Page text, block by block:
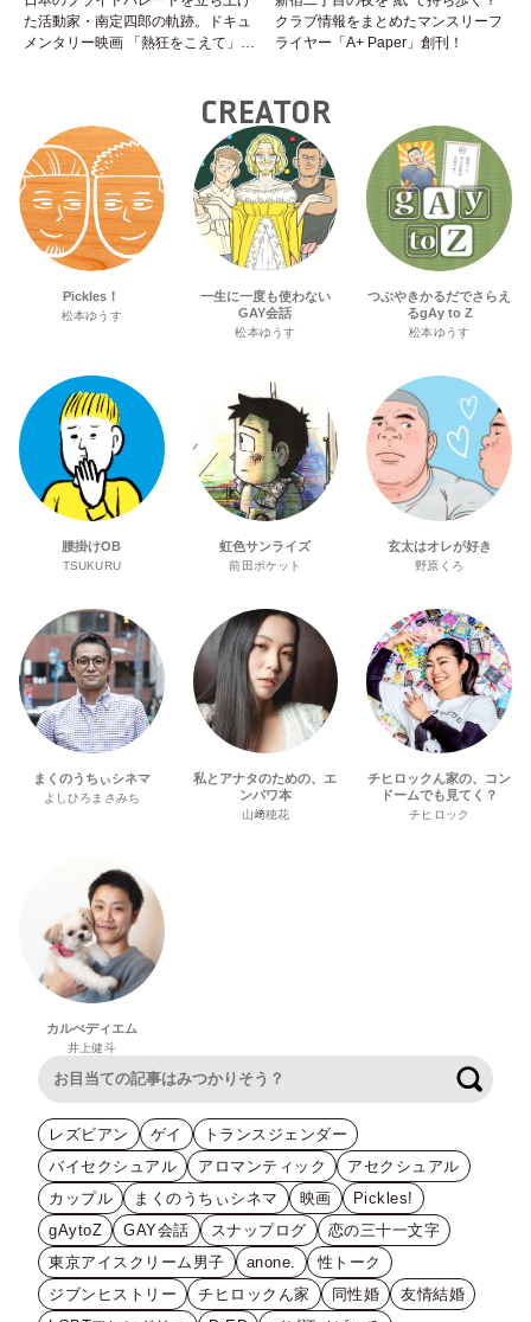
た活動家・南定四郎の軌跡。ドキュ
メンタリー映画 「熱狂をこえて」公
クラブ情報をまとめたマンスリーフ
ライヤー「A+ Paper」創刊！
CREATOR
Pickles！
松本ゆうす
一生に一度も使わない
GAY会話
松本ゆうす
つぶやきかるだでさらえ
るgAy to Z
松本ゆうす
腰掛けOB
TSUKURU
虹色サンライズ
前田ポケット
玄太はオレが好き
野原くろ
まくのうちぃシネマ
よしひろまさみち
私とアナタのための、エ
ンパワ本
山﨑穂花
チヒロックん家の、コン
ドームでも見てく？
チヒロック
カルぺディエム
井上健斗
レズビアン ゲイ
トランスジェンダー
バイセクシュアル
アロマンティック
アセクシュアル
カップル
まくのうちぃシネマ 映画
Pickles!
gAytoZ
GAY会話 スナップログ
恋の三十一文字
東京アイスクリーム男子
anone.
性トーク
ジブンヒストリー
チヒロックん家 同性婚
友情結婚